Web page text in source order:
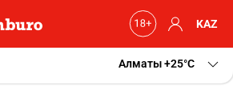
KAZ
Алматы+25 C